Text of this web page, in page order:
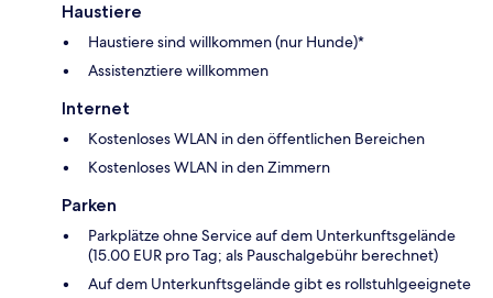
Haustiere
Haustiere sind willkommen (nur Hunde)*
Assistenztiere willkommen
Internet
Kostenloses WLAN in den öffentlichen Bereichen
Kostenloses WLAN in den Zimmern
Parken
Parkplätze ohne Service auf dem Unterkunftsgelände
(15.00 EUR pro Tag; als Pauschalgebühr berechnet)
Auf dem Unterkunftsgelände gibt es rollstuhlgeeignete